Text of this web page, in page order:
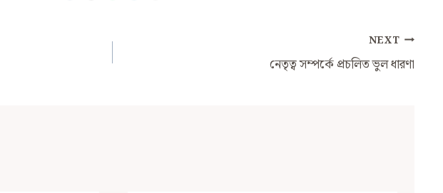
NEXT
নেতৃত্ব সম্পর্কে প্রচলিত ভুল ধারণা